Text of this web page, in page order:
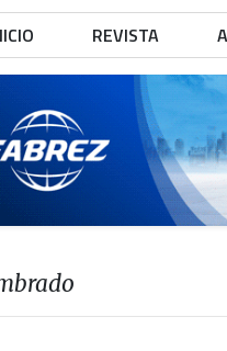
REVISTA